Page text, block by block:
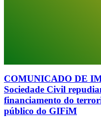
COMUNICADO DE
Sociedade Civil
financiamento do
público do GIFiM